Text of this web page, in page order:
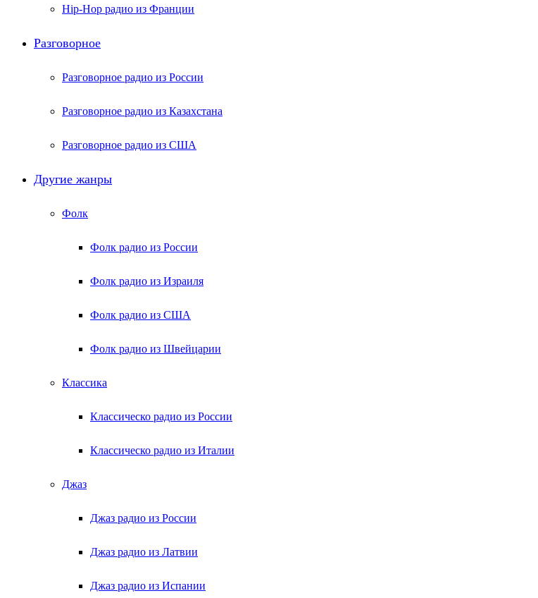
Hip-Hop радио из Франции
Разговорное
Разговорное радио из России
Разговорное радио из Казахстана
Разговорное радио из США
Другие жанры
Фолк
Фолк радио из России
Фолк радио из Израиля
Фолк радио из США
Фолк радио из Швейцарии
Классика
Классическо радио из России
Классическо радио из Италии
Джаз
Джаз радио из России
Джаз радио из Латвии
Джаз радио из Испании